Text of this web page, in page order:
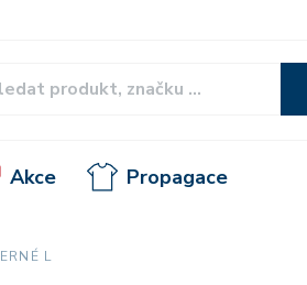
Akce Propagace
L